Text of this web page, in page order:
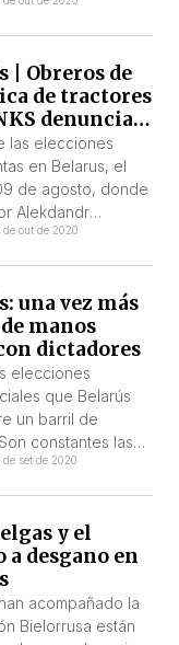
del comité de
de personas
reunido cerca del
detención
en Zhodino, para
parientes y
activistas […]
de
de tractores
denuncian
las elecciones
en Belarus, el
de agosto, donde
Alekdandr
se autoproclamó
importantes
un proceso
Ante las
el dictador
con represión y
se
las protestas, entre
de la fábrica
de out de 2020
una vez más
de manos
dictadores
elecciones
que Belarús
un barril de
constantes las
por
son muchos los
al gobierno y
las elecciones.
acá en Portugal,
(PCP) se
de set de 2020
y el
a desgano en
acompañado la
Bielorrusa están